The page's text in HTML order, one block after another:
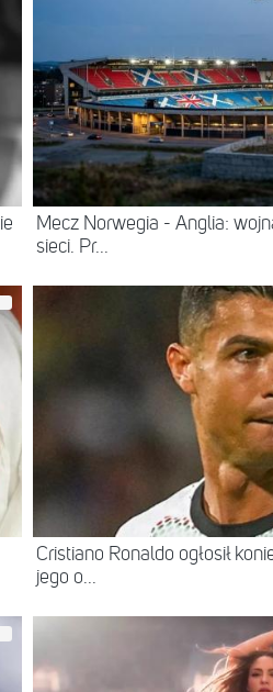
Mecz Norwegia - Anglia:
sieci. Pr...
Cristiano Ronaldo ogłosił
jego o...